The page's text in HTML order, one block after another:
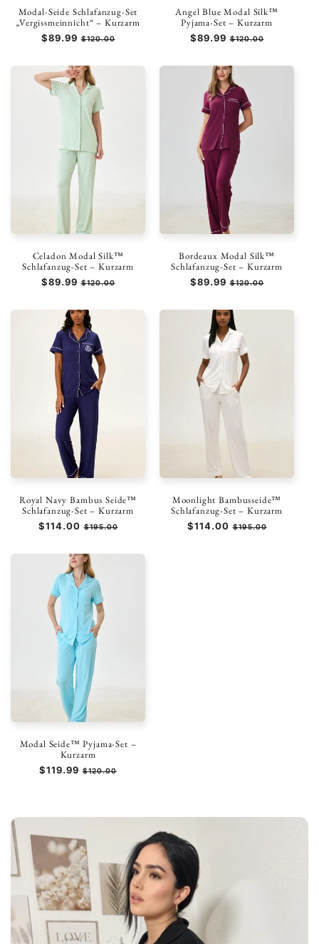
Modal-Seide Schlafanzug-Set
„Vergissmeinnicht“ – Kurzarm
Normaler
$89.99 Verkaufspreis
$120.00
Angel Blue Modal Silk™
Pyjama-Set – Kurzarm
Normaler
$89.99 Verkaufspreis
$120.00
Celadon Modal Silk™
Schlafanzug-Set – Kurzarm
Normaler
$89.99 Verkaufspreis
$120.00
Bordeaux Modal Silk™
Schlafanzug-Set – Kurzarm
Normaler
$89.99 Verkaufspreis
$120.00
Royal Navy Bambus Seide™
Schlafanzug-Set – Kurzarm
Normaler
$114.00 Verkaufspreis
$195.00
Moonlight Bambusseide™
Schlafanzug-Set – Kurzarm
Normaler
$114.00 Verkaufspreis
$195.00
Modal Seide™ Pyjama-Set –
Kurzarm
Normaler
$119.99 Verkaufspreis
$120.00